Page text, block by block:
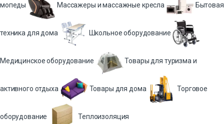
мопеды Массажеры и массажные кресла Бытовая
техника для дома Школьное оборудование
Медицинское оборудование Товары для туризма и
активного отдыха Товары для дома Торговое
оборудование Теплоизоляция